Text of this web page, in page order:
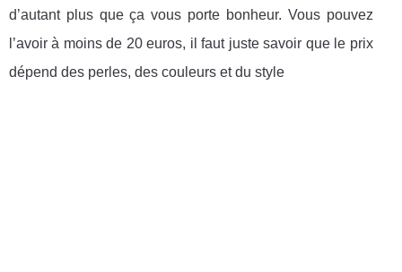
d’autant plus que ça vous porte bonheur. Vous pouvez
l’avoir à moins de 20 euros, il faut juste savoir que le prix
dépend des perles, des couleurs et du style